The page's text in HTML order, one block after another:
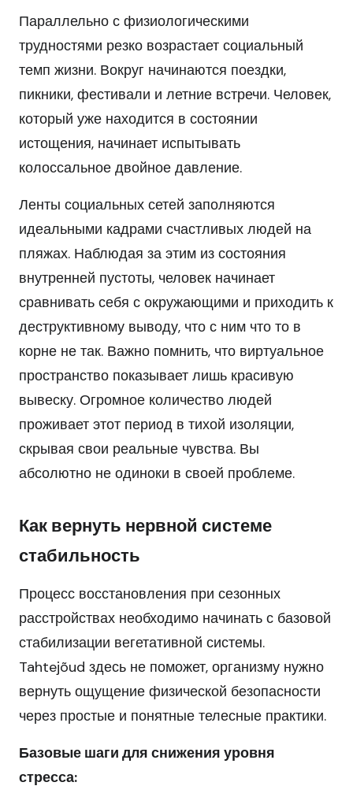
Параллельно с физиологическими
трудностями резко возрастает социальный
темп жизни. Вокруг начинаются поездки,
пикники, фестивали и летние встречи. Человек,
который уже находится в состоянии
истощения, начинает испытывать
колоссальное двойное давление.
Ленты социальных сетей заполняются
идеальными кадрами счастливых людей на
пляжах. Наблюдая за этим из состояния
внутренней пустоты, человек начинает
сравнивать себя с окружающими и приходить к
деструктивному выводу, что с ним что то в
корне не так. Важно помнить, что виртуальное
пространство показывает лишь красивую
вывеску. Огромное количество людей
проживает этот период в тихой изоляции,
скрывая свои реальные чувства. Вы
абсолютно не одиноки в своей проблеме.
Как вернуть нервной системе
стабильность
Процесс восстановления при сезонных
расстройствах необходимо начинать с базовой
стабилизации вегетативной системы.
Tahtejõud здесь не поможет, организму нужно
вернуть ощущение физической безопасности
через простые и понятные телесные практики.
Базовые шаги для снижения уровня
стресса: